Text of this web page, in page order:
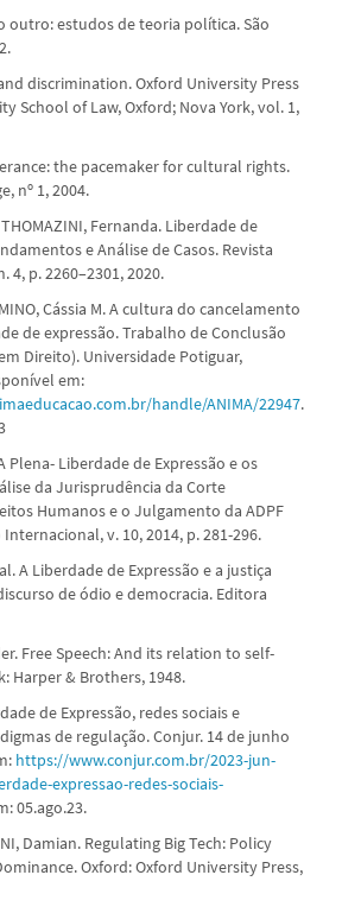
outro: estudos de teoria política. São
discrimination. Oxford University Press
School of Law, Oxford; Nova York, vol. 1,
the pacemaker for cultural rights.
nº 1, 2004.
THOMAZINI, Fernanda. Liberdade de
e Análise de Casos. Revista
4, p. 2260–2301, 2020.
Cássia M. A cultura do cancelamento
de expressão. Trabalho de Conclusão
Direito). Universidade Potiguar,
em:
handle/ANIMA/22947.
Plena- Liberdade de Expressão e os
da Jurisprudência da Corte
Humanos e o Julgamento da ADPF
v. 10, 2014, p. 281-296.
A Liberdade de Expressão e a justiça
de ódio e democracia. Editora
Free Speech: And its relation to self-
Harper & Brothers, 1948.
de Expressão, redes sociais e
de regulação. Conjur. 14 de junho
https://www.conjur.com.br/2023-jun-
expressao-redes-sociais-
05.ago.23.
Damian. Regulating Big Tech: Policy
Oxford: Oxford University Press,